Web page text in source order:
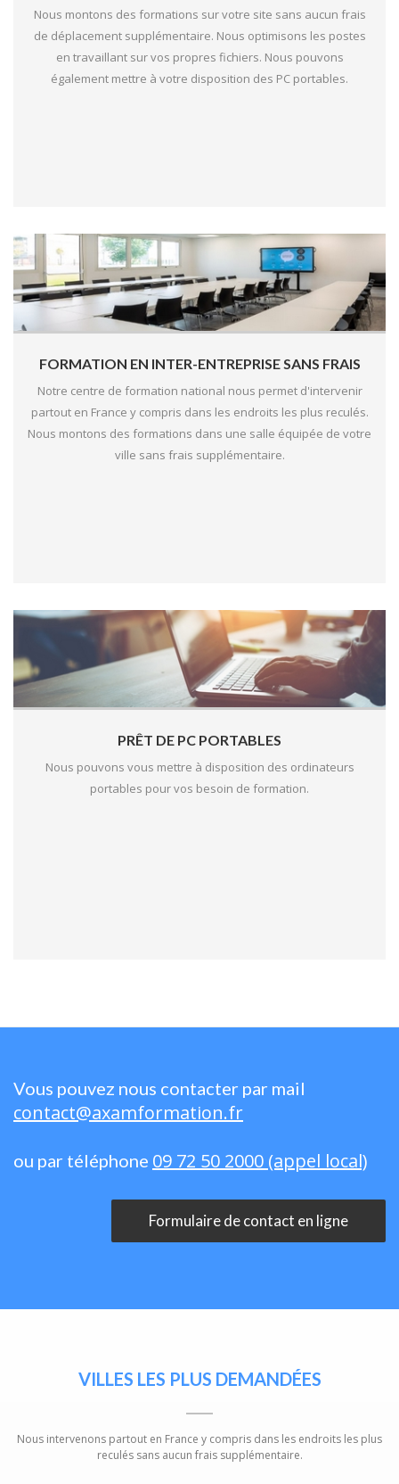
Nous montons des formations sur votre site sans aucun frais
de déplacement supplémentaire. Nous optimisons les postes
en travaillant sur vos propres fichiers. Nous pouvons
également mettre à votre disposition des PC portables.
FORMATION EN INTER-ENTREPRISE SANS FRAIS
Notre centre de formation national nous permet d'intervenir
partout en France y compris dans les endroits les plus reculés.
Nous montons des formations dans une salle équipée de votre
ville sans frais supplémentaire.
PRÊT DE PC PORTABLES
Nous pouvons vous mettre à disposition des ordinateurs
portables pour vos besoin de formation.
Vous pouvez nous contacter par mail
contact@axamformation.fr
ou par téléphone 09 72 50 2000 (appel local)
Formulaire de contact en ligne
VILLES LES PLUS DEMANDÉES
Nous intervenons partout en France y compris dans les endroits les plus
reculés sans aucun frais supplémentaire.